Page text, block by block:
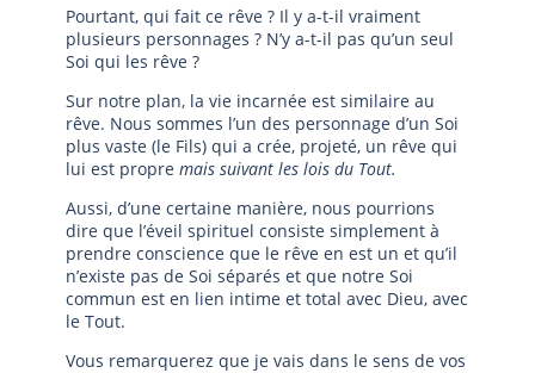
Pourtant, qui fait ce rêve ? Il y a-t-il vraiment
plusieurs personnages ? N’y a-t-il pas qu’un seul
Soi qui les rêve ?
Sur notre plan, la vie incarnée est similaire au
rêve. Nous sommes l’un des personnage d’un Soi
plus vaste (le Fils) qui a crée, projeté, un rêve qui
lui est propre mais suivant les lois du Tout.
Aussi, d’une certaine manière, nous pourrions
dire que l’éveil spirituel consiste simplement à
prendre conscience que le rêve en est un et qu’il
n’existe pas de Soi séparés et que notre Soi
commun est en lien intime et total avec Dieu, avec
le Tout.
Vous remarquerez que je vais dans le sens de vos